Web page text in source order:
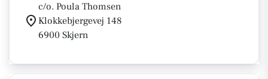
c/o. Poula Thomsen
Klokkebjergevej 148
6900 Skjern